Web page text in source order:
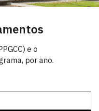
e o
por ano.